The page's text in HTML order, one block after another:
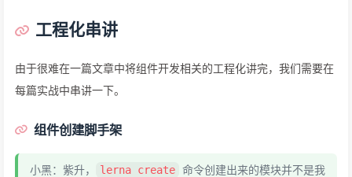
工程化串讲
由于很难在一篇文章中将组件开发相关的工程化讲完，我们需要在
每篇实战中串讲一下。
组件创建脚手架
小黑：紫升， lerna create 命令创建出来的模块并不是我